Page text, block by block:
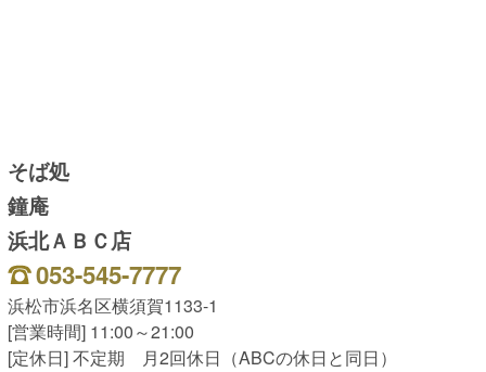
そば処
鐘庵
浜北ＡＢＣ店
053-545-7777
浜松市浜名区横須賀1133-1
[営業時間] 11:00～21:00
[定休日] 不定期 月2回休日（ABCの休日と同日）